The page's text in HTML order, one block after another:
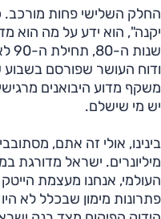
החלק השלישי פחות מורכב.
יקנה", הוא ידע על מה הוא
משקף מדוע היבואנים
יש מי שישלם.
העולמי, אנחנו מעצמת הייטק
פתרונות מימון שבכלל לא